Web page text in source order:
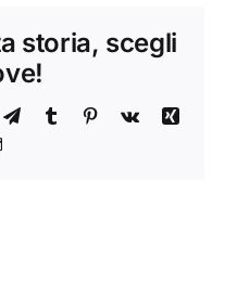
storia, scegli
TelegramTumblr Pinterest
Vk
Xing
Email